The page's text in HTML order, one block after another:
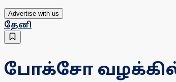
Advertise with us
தேனி
போக்சோ